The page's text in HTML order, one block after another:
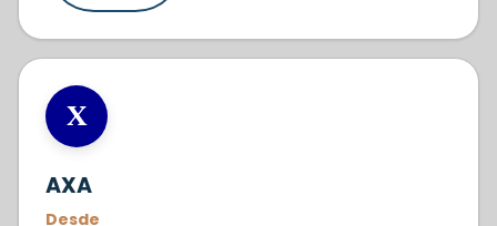
#4
X
AXA
Desde